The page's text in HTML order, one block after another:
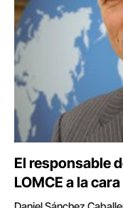
El responsable
LOMCE a la